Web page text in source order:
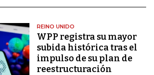
REINO UNIDO
WPP registra su mayor
subida histórica tras el
impulso de su plan de
reestructuración